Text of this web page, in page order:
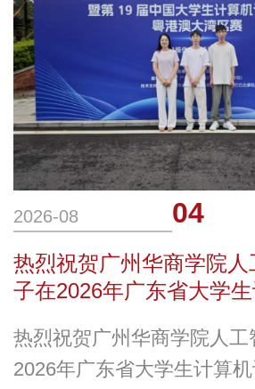
通道，凭借优质的办
2026-08 04
热烈祝贺广州华商学院
子在2026年广东省大学生
热烈祝贺广州华商学院人
2026年广东省大学生计算